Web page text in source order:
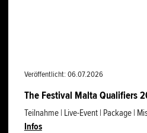
Veröffentlicht: 06.07.2026
The Festival Malta Qualifiers
Teilnahme | Live-Event | Package |
Infos